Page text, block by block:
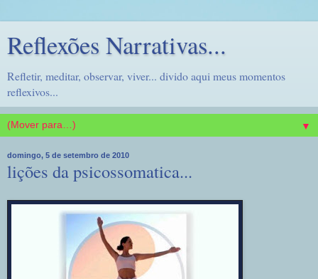
Reflexões Narrativas...
Refletir, meditar, observar, viver... divido aqui meus momentos
reflexivos...
▼
domingo, 5 de setembro de 2010
lições da psicossomatica...